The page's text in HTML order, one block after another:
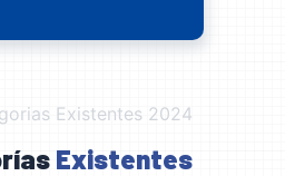
Existentes 2024
Existentes